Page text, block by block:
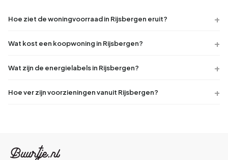
Hoe ziet de woningvoorraad in Rijsbergen eruit?
Wat kost een koopwoning in Rijsbergen?
Wat zijn de energielabels in Rijsbergen?
Hoe ver zijn voorzieningen vanuit Rijsbergen?